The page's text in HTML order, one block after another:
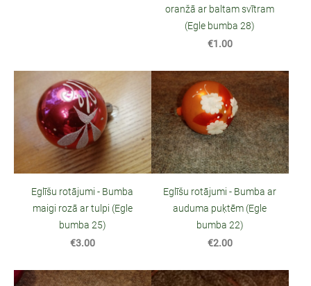
oranžā ar baltam svītram
(Egle bumba 28)
€1.00
Eglīšu rotājumi - Bumba
maigi rozā ar tulpi (Egle
bumba 25)
€3.00
Eglīšu rotājumi - Bumba ar
auduma puķtēm (Egle
bumba 22)
€2.00